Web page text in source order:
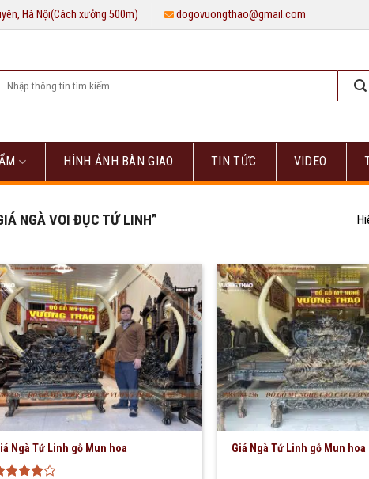
Hà Nội(Cách xưởng 500m) dogovuongthao@gmail.com
kiếm:
HÌNH ẢNH BÀN GIAO TIN TỨC VIDEO
NGÀ VOI ĐỤC TỨ LINH”
Ngà Tứ Linh gỗ Mun hoa Giá Ngà Tứ Linh gỗ Mun hoa